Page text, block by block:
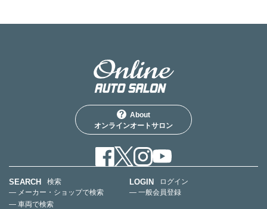
About
オンラインオートサロン
SEARCH
検索
— メーカー・ショップで検索
— 車両で検索
LOGIN
ログイン
— 一般会員登録